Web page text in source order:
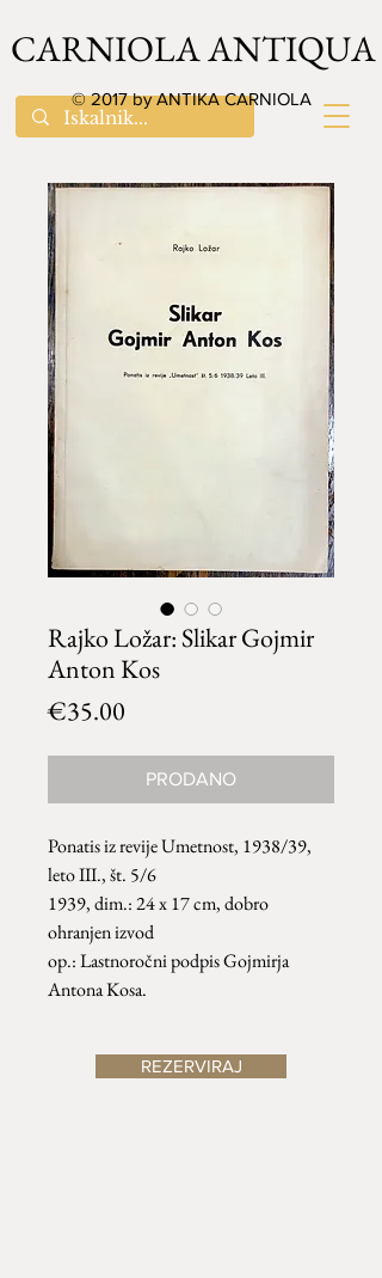
CARNIOLA ANTIQUA
© 2017 by ANTIKA CARNIOLA
Rajko Ložar: Slikar Gojmir
Anton Kos
€35.00
PRODANO
Ponatis iz revije Umetnost, 1938/39,
leto III., št. 5/6
1939, dim.: 24 x 17 cm, dobro
ohranjen izvod
op.: Lastnoročni podpis Gojmirja
Antona Kosa.
REZERVIRAJ